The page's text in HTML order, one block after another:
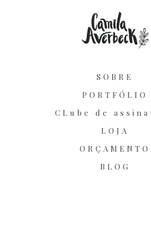
SOBRE
PORTFÓLIO
CLube de
LOJA
ORÇAMENTO
BLOG